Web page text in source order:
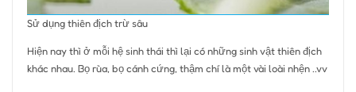
Sử dụng thiên địch trừ sâu
Hiện nay thì ở mỗi hệ sinh thái thì lại có những sinh vật thiên địch
khác nhau. Bọ rùa, bọ cánh cứng, thậm chí là một vài loài nhện ..vv